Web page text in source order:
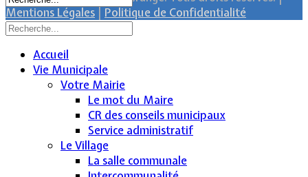
Mentions Légales
Politique de Confidentialité
Accueil
Vie Municipale
Votre Mairie
Le mot du Maire
CR des conseils municipaux
Service administratif
Le Village
La salle communale